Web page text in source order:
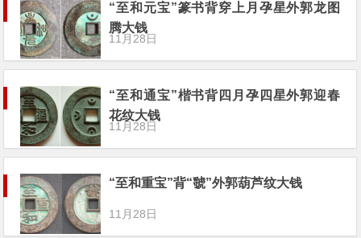
“至和元宝”篆书背穿上月孕星外郭龙图
腾大钱
11月28日
“至和通宝”楷书背四月孕四星外郭迎春
花纹大钱
11月28日
“至和重宝”背“虢”外郭葫芦纹大钱
11月28日